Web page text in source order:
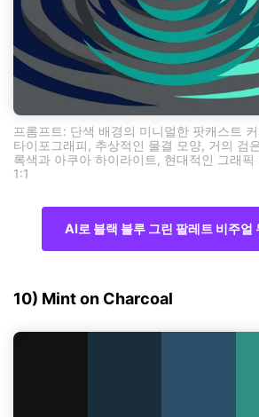
프롬프트: 단색 배경의 미니멀한 팟캐스트
타이포그래피, 추상적인 물결 모양, 거의 검
록색과 아쿠아 하이라이트, 현대적인 그래
1:1
AI로 블랙 블루 그린 팔레트 비주얼
10) Mint on Charcoal